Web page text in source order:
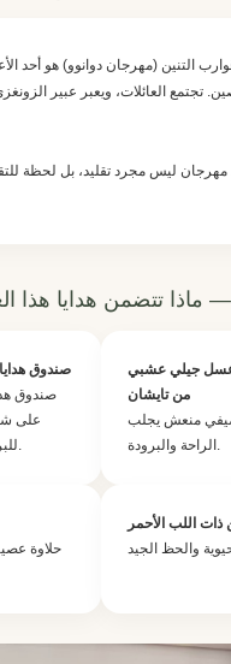
التنين (مهرجان دوانوو) هو أحد
تجتمع العائلات، ويعبر عبير
صندوق
صندوق
على
جيلي عشبي
من تايشان
منعش يجلب
حلاوة
ذات اللب الأحمر